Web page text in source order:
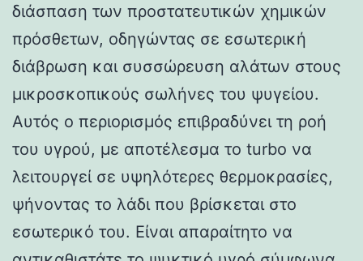
διάσπαση των προστατευτικών χημικών
πρόσθετων, οδηγώντας σε εσωτερική
διάβρωση και συσσώρευση αλάτων στους
μικροσκοπικούς σωλήνες του ψυγείου.
Αυτός ο περιορισμός επιβραδύνει τη ροή
του υγρού, με αποτέλεσμα το turbo να
λειτουργεί σε υψηλότερες θερμοκρασίες,
ψήνοντας το λάδι που βρίσκεται στο
εσωτερικό του. Είναι απαραίτητο να